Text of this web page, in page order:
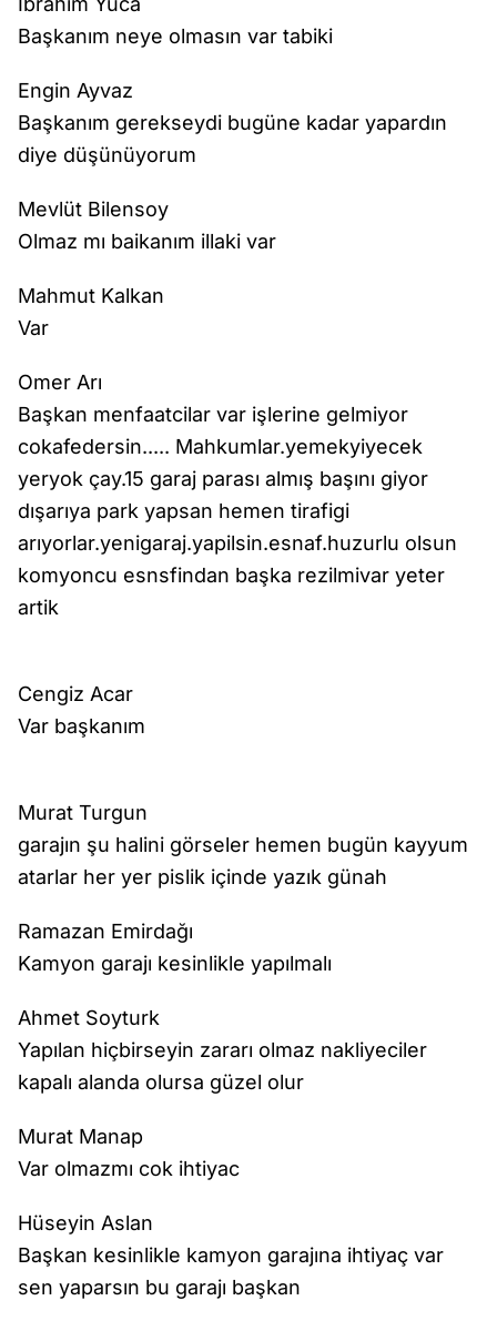
Başkanım neye olmasın var tabiki
Engin Ayvaz
Başkanım gerekseydi bugüne kadar yapardın
diye düşünüyorum
Mevlüt Bilensoy
Olmaz mı baikanım illaki var
Mahmut Kalkan
Var
Omer Arı
Başkan menfaatcilar var işlerine gelmiyor
cokafedersin..... Mahkumlar.yemekyiyecek
yeryok çay.15 garaj parası almış başını giyor
dışarıya park yapsan hemen tirafigi
arıyorlar.yenigaraj.yapilsin.esnaf.huzurlu olsun
komyoncu esnsfindan başka rezilmivar yeter
artik
Cengiz Acar
Var başkanım
Murat Turgun
garajın şu halini görseler hemen bugün kayyum
atarlar her yer pislik içinde yazık günah
Ramazan Emirdağı
Kamyon garajı kesinlikle yapılmalı
Ahmet Soyturk
Yapılan hiçbirseyin zararı olmaz nakliyeciler
kapalı alanda olursa güzel olur
Murat Manap
Var olmazmı cok ihtiyac
Hüseyin Aslan
Başkan kesinlikle kamyon garajına ihtiyaç var
sen yaparsın bu garajı başkan